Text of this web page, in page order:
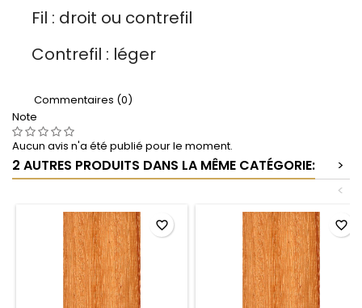
Fil : droit ou contrefil
Contrefil : léger
Commentaires (0)
Note
Aucun avis n'a été publié pour le moment.
2 AUTRES PRODUITS DANS LA MÊME CATÉGORIE:
>
<
favorite_border favorite_border